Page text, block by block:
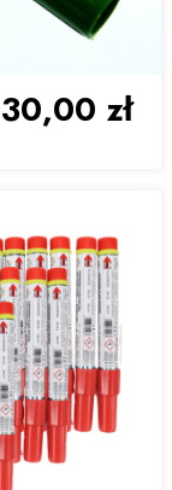
30,00 zł